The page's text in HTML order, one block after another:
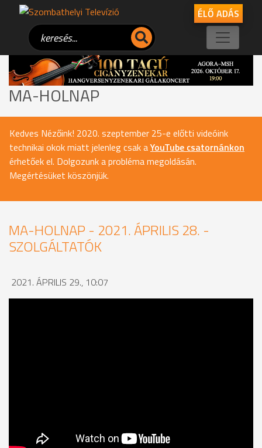
ÉLŐ ADÁS
MA-HOLNAP
Kedves Nézőink! 2020. szeptember 25-e előtti videóink
technikai okok miatt jelenleg csak aYouTube csatornánkon
érhetőek el. Dolgozunk a probléma megoldásán.
Megértésüket köszönjük.
MA-HOLNAP - 2021. ÁPRILIS 28. -
SZOLGÁLTATÓK
2021. ÁPRILIS 29., 10:07